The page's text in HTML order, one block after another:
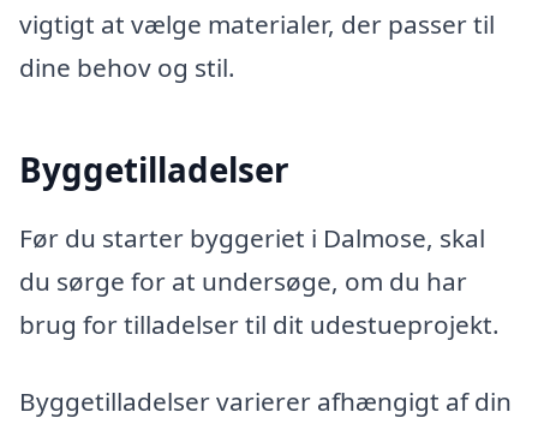
vigtigt at vælge materialer, der passer til
dine behov og stil.
Byggetilladelser
Før du starter byggeriet i Dalmose, skal
du sørge for at undersøge, om du har
brug for tilladelser til dit udestueprojekt.
Byggetilladelser varierer afhængigt af din